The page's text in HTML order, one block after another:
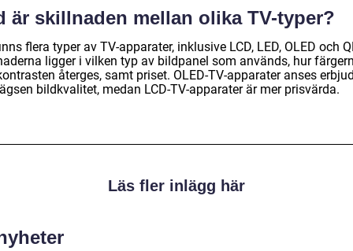
är skillnaden mellan olika TV-typer?
flera typer av TV-apparater, inklusive LCD, LED, OLED och
ligger i vilken typ av bildpanel som används, hur
återges, samt priset. OLED-TV-apparater anses
bildkvalitet, medan LCD-TV-apparater är mer prisvärda.
Läs fler inlägg här